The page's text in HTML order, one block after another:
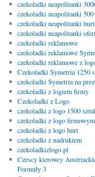
czekoladki neapolitanki
czekoladki neapolitanki
czekoladki neapolitanki hurt
czekoladki neapolitanki
czekoladki reklamowe
czekoladki reklamowe
czekoladki reklamowe z
Czekoladki Symetria 1250
czekoladki Symetria na
czekoladki z logiem firmy
Czekoladki z Logo
czekoladki z logo 1500
czekoladki z logo firmowym
czekoladki z logo hurt
czekoladki z nadrukiem
czekoladkizlogo.pl
Czescy kierowcy
Formuły 3